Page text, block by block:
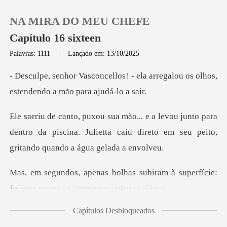
0
Histórico
NA MIRA DO MEU CHEFE
Capítulo 16 sixteen
Palavras: 1111 |Lançado em: 13/10/2025
- ela arregalou os olhos,
esten
to para
dentro da piscina. Julietta caiu direto em
subiram à superfície:
Julietta e
Capítulos Desbloqueados